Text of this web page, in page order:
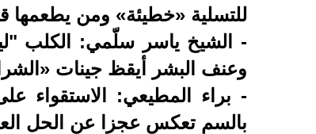
للتسلية «خطيئة» ومن يطعمها
- الشيخ ياسر سلّمي: الكلب
وعنف البشر أيقظ جينات
- براء المطيعي: الاستقواء
بالسم تعكس عجزا عن الحل